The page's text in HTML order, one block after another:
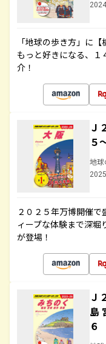
「地球の歩き方」に
もっと好きになる、
介！
Ｊ
５
地球
２０２５年万博開催
ィープな体験まで深堀
が登場！
Ｊ
島
６